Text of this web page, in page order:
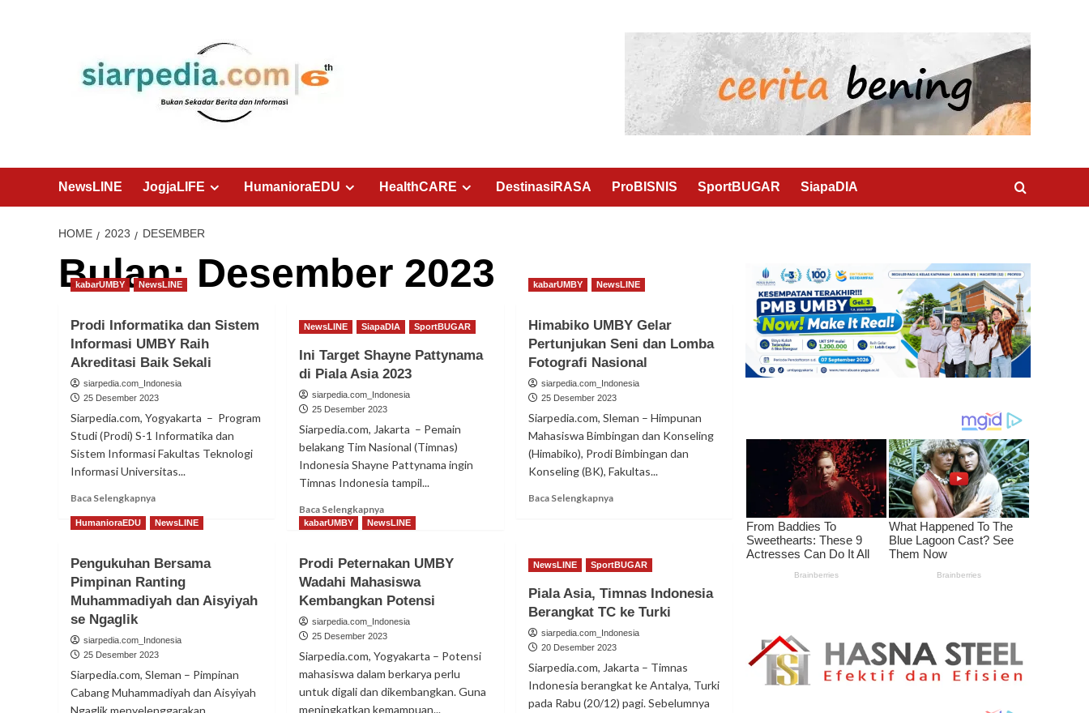
NewsLINE JogjaLIFE HumanioraEDU HealthCARE DestinasiRASA ProBISNIS SportBUGAR SiapaDIA
HOME 2023 DESEMBER
Bulan: Desember 2023
kabarUMBY NewsLINE
Prodi Informatika dan Sistem
Informasi UMBY Raih
Akreditasi Baik Sekali
siarpedia.com_Indonesia
25 Desember 2023
Siarpedia.com, Yogyakarta – Program
Studi (Prodi) S-1 Informatika dan
Sistem Informasi Fakultas Teknologi
Informasi Universitas...
Baca SelengkapnyaRead
about
Informatika
Sistem
Informasi
Raih
Akreditasi
Sekali
NewsLINE SiapaDIA SportBUGAR
Ini Target Shayne Pattynama
di Piala Asia 2023
siarpedia.com_Indonesia
25 Desember 2023
Siarpedia.com, Jakarta – Pemain
belakang Tim Nasional (Timnas)
Indonesia Shayne Pattynama ingin
Timnas Indonesia tampil...
Baca SelengkapnyaRead
more
Target
Shayne
Pattynama
Piala
2023
kabarUMBY NewsLINE
Himabiko UMBY Gelar
Pertunjukan Seni dan Lomba
Fotografi Nasional
siarpedia.com_Indonesia
25 Desember 2023
Siarpedia.com, Sleman – Himpunan
Mahasiswa Bimbingan dan Konseling
(Himabiko), Prodi Bimbingan dan
Konseling (BK), Fakultas...
Baca SelengkapnyaRead
UMBY
Gelar
Pertunjukan
dan
Lomba
Fotografi
Nasional
HumanioraEDU NewsLINE
Pengukuhan Bersama
Pimpinan Ranting
Muhammadiyah dan Aisyiyah
se Ngaglik
siarpedia.com_Indonesia
25 Desember 2023
Siarpedia.com, Sleman – Pimpinan
Cabang Muhammadiyah dan Aisyiyah
kabarUMBY NewsLINE
Prodi Peternakan UMBY
Wadahi Mahasiswa
Kembangkan Potensi
siarpedia.com_Indonesia
25 Desember 2023
Siarpedia.com, Yogyakarta – Potensi
mahasiswa dalam berkarya perlu
untuk digali dan dikembangkan. Guna
meningkatkan kemampuan...
NewsLINE SportBUGAR
Piala Asia, Timnas Indonesia
Berangkat TC ke Turki
siarpedia.com_Indonesia
20 Desember 2023
Siarpedia.com, Jakarta – Timnas
Indonesia berangkat ke Antalya, Turki
pada Rabu (20/12) pagi. Sebelumnya